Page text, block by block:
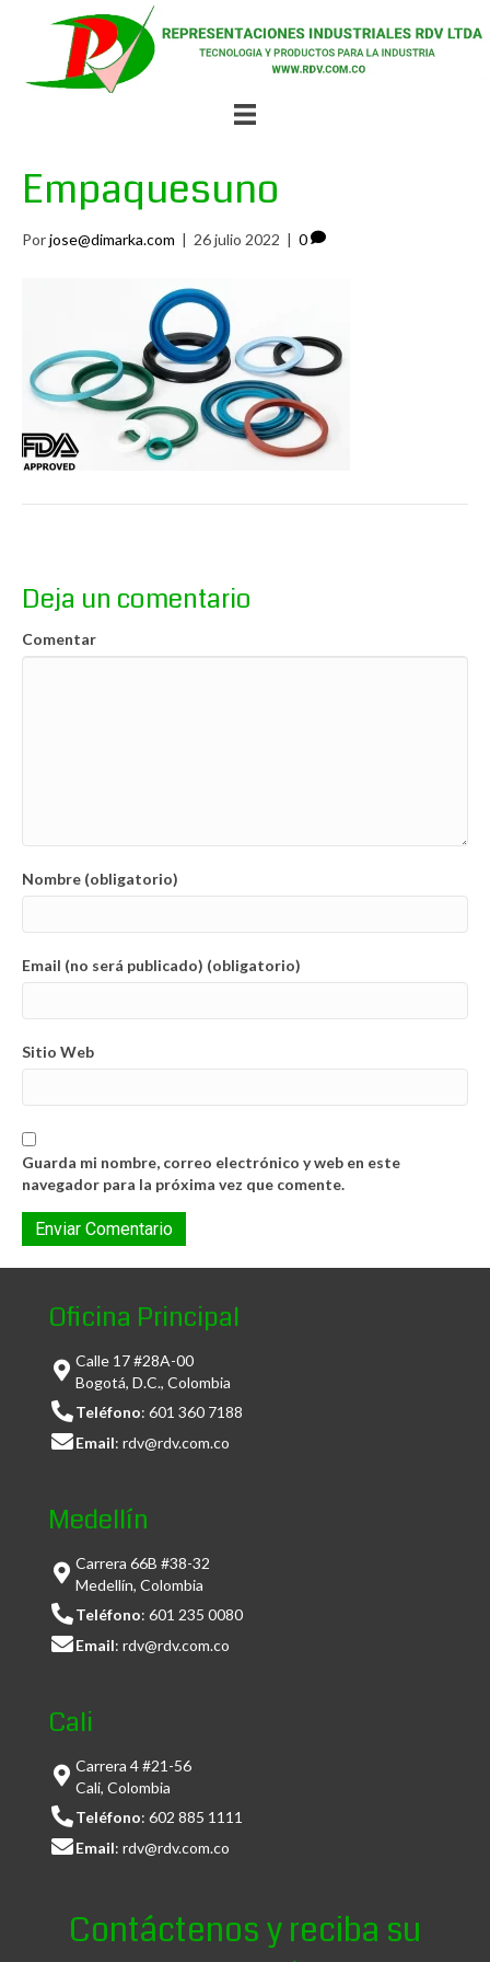
Empaquesuno
Porjose@dimarka.com | 26 julio 2022 | 0
Deja un comentario
Comentar
Nombre (obligatorio)
Email (no será publicado) (obligatorio)
Sitio Web
Guarda mi nombre, correo electrónico y web en este
navegador para la próxima vez que comente.
Oficina Principal
Calle 17 #28A-00
Bogotá, D.C., Colombia
Teléfono: 601 360 7188
Email: rdv@rdv.com.co
Medellín
Carrera 66B #38-32
Medellín, Colombia
Teléfono: 601 235 0080
Email: rdv@rdv.com.co
Cali
Carrera 4 #21-56
Cali, Colombia
Teléfono: 602 885 1111
Email: rdv@rdv.com.co
Contáctenos y reciba su